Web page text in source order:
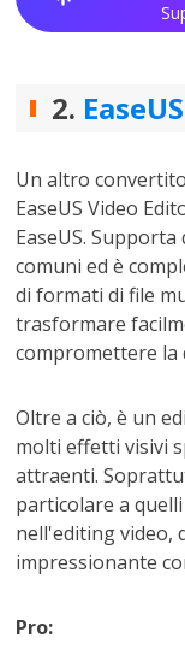
2.
Un altro
EaseUS Video
EaseUS.
comuni ed è
di formati di file
trasformare
compromettere la
Oltre a ciò, è un
molti effetti visivi
attraenti.
particolare a
nell'editing video,
impressionante
Pro: